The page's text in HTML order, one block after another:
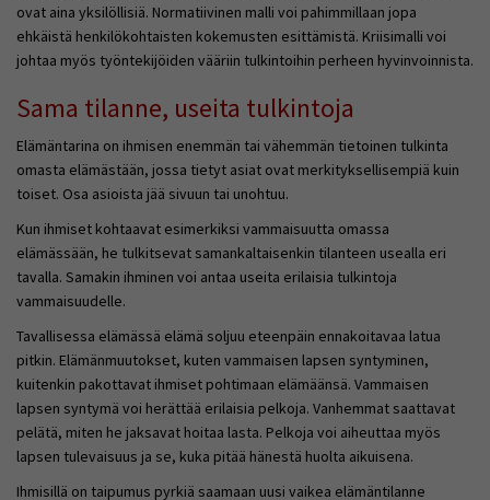
ovat aina yksilöllisiä. Normatiivinen malli voi pahimmillaan jopa
ehkäistä henkilökohtaisten kokemusten esittämistä. Kriisimalli voi
johtaa myös työntekijöiden vääriin tulkintoihin perheen hyvinvoinnista.
Sama tilanne, useita tulkintoja
Elämäntarina on ihmisen enemmän tai vähemmän tietoinen tulkinta
omasta elämästään, jossa tietyt asiat ovat merkityksellisempiä kuin
toiset. Osa asioista jää sivuun tai unohtuu.
Kun ihmiset kohtaavat esimerkiksi vammaisuutta omassa
elämässään, he tulkitsevat samankaltaisenkin tilanteen usealla eri
tavalla. Samakin ihminen voi antaa useita erilaisia tulkintoja
vammaisuudelle.
Tavallisessa elämässä elämä soljuu eteenpäin ennakoitavaa latua
pitkin. Elämänmuutokset, kuten vammaisen lapsen syntyminen,
kuitenkin pakottavat ihmiset pohtimaan elämäänsä. Vammaisen
lapsen syntymä voi herättää erilaisia pelkoja. Vanhemmat saattavat
pelätä, miten he jaksavat hoitaa lasta. Pelkoja voi aiheuttaa myös
lapsen tulevaisuus ja se, kuka pitää hänestä huolta aikuisena.
Ihmisillä on taipumus pyrkiä saamaan uusi vaikea elämäntilanne